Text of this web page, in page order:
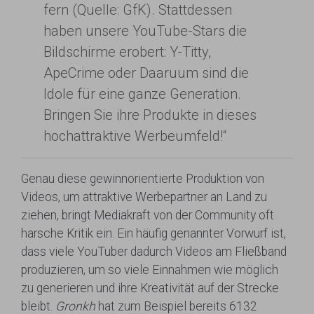
fern (Quelle: GfK). Stattdessen
haben unsere YouTube-Stars die
Bildschirme erobert: Y-Titty,
ApeCrime oder Daaruum sind die
Idole für eine ganze Generation.
Bringen Sie ihre Produkte in dieses
hochattraktive Werbeumfeld!“
Genau diese gewinnorientierte Produktion von
Videos, um attraktive Werbepartner an Land zu
ziehen, bringt Mediakraft von der Community oft
harsche Kritik ein. Ein häufig genannter Vorwurf ist,
dass viele YouTuber dadurch Videos am Fließband
produzieren, um so viele Einnahmen wie möglich
zu generieren und ihre Kreativität auf der Strecke
bleibt. Gronkh hat zum Beispiel bereits 6132